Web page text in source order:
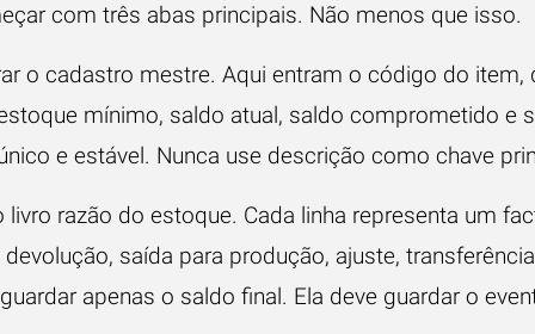
com três abas principais. Não menos que isso.
o cadastro mestre. Aqui entram o código do item,
mínimo, saldo atual, saldo comprometido e
e estável. Nunca use descrição como chave
razão do estoque. Cada linha representa um
saída para produção, ajuste,
apenas o saldo final. Ela deve guardar o